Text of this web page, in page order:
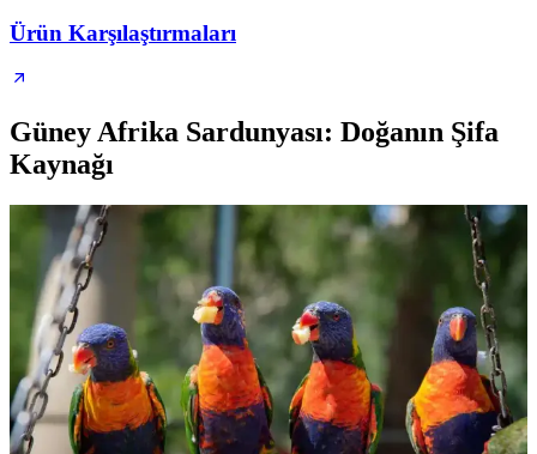
Ürün Karşılaştırmaları
Güney Afrika Sardunyası: Doğanın Şifa
Kaynağı